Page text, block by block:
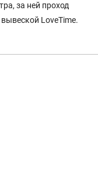
за ней проход
LoveTime.